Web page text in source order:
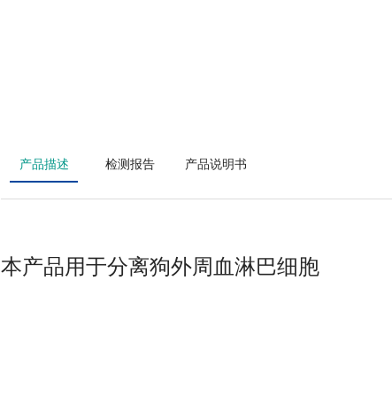
产品描述 检测报告 产品说明书
本产品用于分离狗外周血淋巴细胞